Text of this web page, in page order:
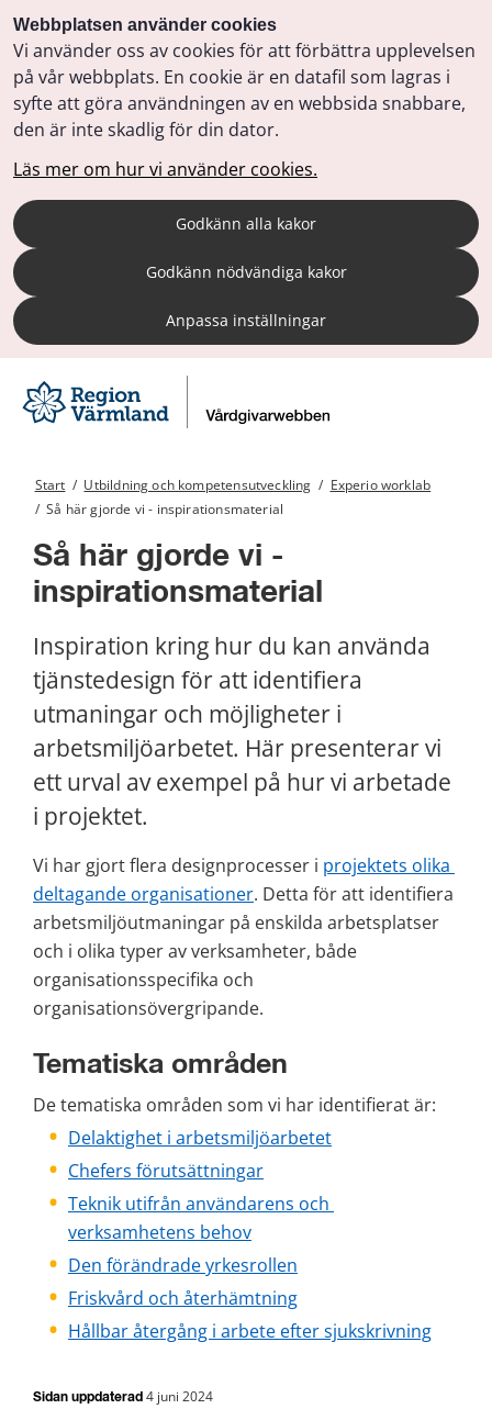
Webbplatsen använder cookies
Vi använder oss av cookies för att förbättra upplevelsen
på vår webbplats. En cookie är en datafil som lagras i
syfte att göra användningen av en webbsida snabbare,
den är inte skadlig för din dator.
Läs mer om hur vi använder cookies.
Godkänn alla kakor
Godkänn nödvändiga kakor
Anpassa inställningar
Start / Utbildning och kompetensutveckling / Experio worklab
/ Så här gjorde vi - inspirationsmaterial
Så här gjorde vi -
inspirationsmaterial
Inspiration kring hur du kan använda
tjänstedesign för att identifiera
utmaningar och möjligheter i
arbetsmiljöarbetet. Här presenterar vi
ett urval av exempel på hur vi arbetade
i projektet.
Vi har gjort flera designprocesser i projektets olika
deltagande organisationer. Detta för att identifiera
arbetsmiljöutmaningar på enskilda arbetsplatser
och i olika typer av verksamheter, både
organisationsspecifika och
organisationsövergripande.
Tematiska områden
De tematiska områden som vi har identifierat är:
Delaktighet i arbetsmiljöarbetet
Chefers förutsättningar
Teknik utifrån användarens och
verksamhetens behov
Den förändrade yrkesrollen
Friskvård och återhämtning
Hållbar återgång i arbete efter sjukskrivning
Sidan uppdaterad 4 juni 2024